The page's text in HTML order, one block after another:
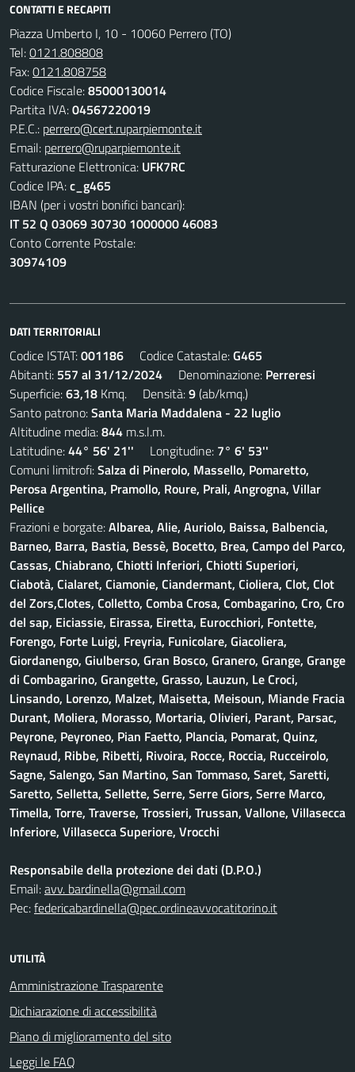
CONTATTI E RECAPITI
Piazza Umberto I, 10 - 10060 Perrero (TO)
Tel:0121.808808
Fax:0121.808758
Codice Fiscale:85000130014
Partita IVA:04567220019
P.E.C.: perrero@cert.ruparpiemonte.it
Email: perrero@ruparpiemonte.it
Fatturazione Elettronica: UFK7RC
Codice IPA:c_g465
IBAN (per i vostri bonifici bancari):
IT 52 Q 03069 30730 1000000 46083
Conto Corrente Postale:
30974109
DATI TERRITORIALI
Codice ISTAT:001186 Codice Catastale:G465
Abitanti: 557 al 31/12/2024 Denominazione: Perreresi
Superficie:63,18 Kmq. Densità:9(ab/kmq.)
Santo patrono:Santa Maria Maddalena - 22 luglio
Altitudine media:844 m.s.l.m.
Latitudine:44° 56' 21'' Longitudine: 7° 6' 53''
Comuni limitrofi:Salza di Pinerolo, Massello, Pomaretto,
Perosa Argentina, Pramollo, Roure, Prali, Angrogna, Villar
Pellice
Frazioni e borgate:Albarea, Alie, Auriolo, Baissa, Balbencia,
Barneo, Barra, Bastia, Bessè, Bocetto, Brea, Campo del Parco,
Cassas, Chiabrano, Chiotti Inferiori, Chiotti Superiori,
Ciabotà, Cialaret, Ciamonie, Ciandermant, Cioliera, Clot, Clot
del Zors,Clotes, Colletto, Comba Crosa, Combagarino, Cro, Cro
del sap, Eiciassie, Eirassa, Eiretta, Eurocchiori, Fontette,
Forengo, Forte Luigi, Freyria, Funicolare, Giacoliera,
Giordanengo, Giulberso, Gran Bosco, Granero, Grange, Grange
di Combagarino, Grangette, Grasso, Lauzun, Le Croci,
Linsando, Lorenzo, Malzet, Maisetta, Meisoun, Miande Fracia
Durant, Moliera, Morasso, Mortaria, Olivieri, Parant, Parsac,
Peyrone, Peyroneo, Pian Faetto, Plancia, Pomarat, Quinz,
Reynaud, Ribbe, Ribetti, Rivoira, Rocce, Roccia, Rucceirolo,
Sagne, Salengo, San Martino, San Tommaso, Saret, Saretti,
Saretto, Selletta, Sellette, Serre, Serre Giors, Serre Marco,
Timella, Torre, Traverse, Trossieri, Trussan, Vallone, Villasecca
Inferiore, Villasecca Superiore, Vrocchi
Responsabile della protezione dei dati (D.P.O.)
Email:avv. bardinella@gmail.com
Pec:federicabardinella@pec.ordineavvocatitorino.it
UTILITÀ
Amministrazione Trasparente
Dichiarazione di accessibilità
Piano di miglioramento del sito
Leggi le FAQ